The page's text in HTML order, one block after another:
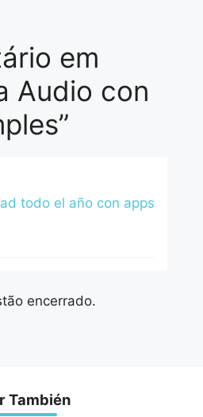
em
Audio con
todo el año con apps
encerrado.
También